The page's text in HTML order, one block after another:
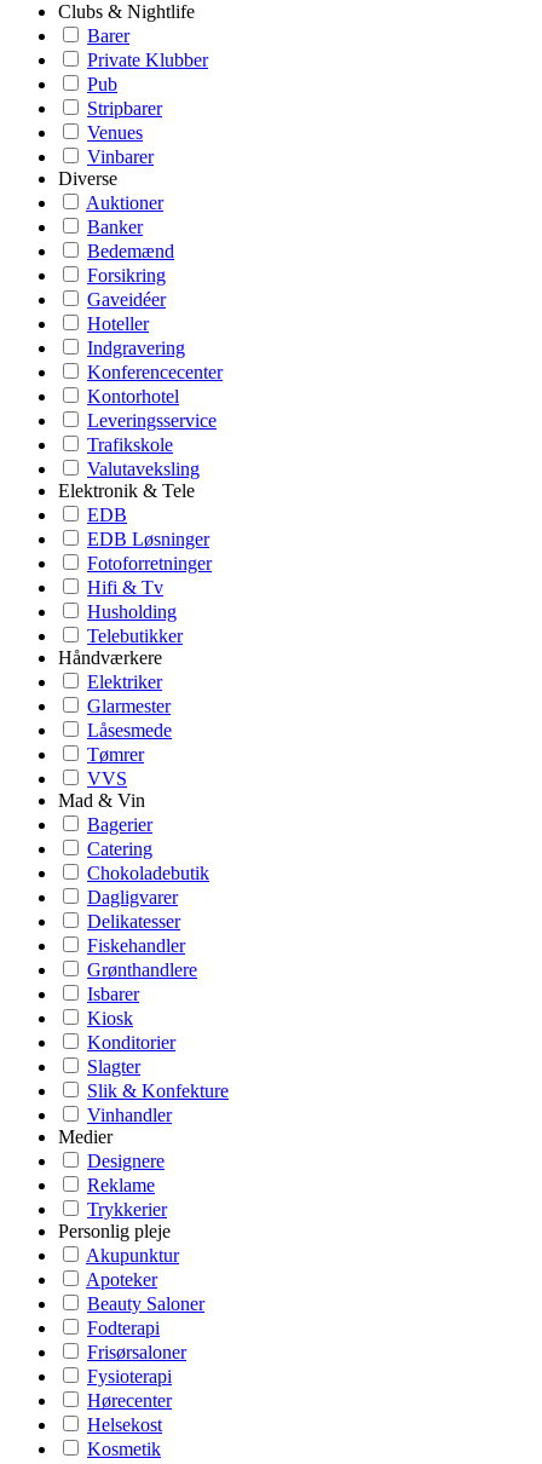
Clubs & Nightlife
Barer
Private Klubber
Pub
Stripbarer
Venues
Vinbarer
Diverse
Auktioner
Banker
Bedemænd
Forsikring
Gaveidéer
Hoteller
Indgravering
Konferencecenter
Kontorhotel
Leveringsservice
Trafikskole
Valutaveksling
Elektronik & Tele
EDB
EDB Løsninger
Fotoforretninger
Hifi & Tv
Husholding
Telebutikker
Håndværkere
Elektriker
Glarmester
Låsesmede
Tømrer
VVS
Mad & Vin
Bagerier
Catering
Chokoladebutik
Dagligvarer
Delikatesser
Fiskehandler
Grønthandlere
Isbarer
Kiosk
Konditorier
Slagter
Slik & Konfekture
Vinhandler
Medier
Designere
Reklame
Trykkerier
Personlig pleje
Akupunktur
Apoteker
Beauty Saloner
Fodterapi
Frisørsaloner
Fysioterapi
Hørecenter
Helsekost
Kosmetik